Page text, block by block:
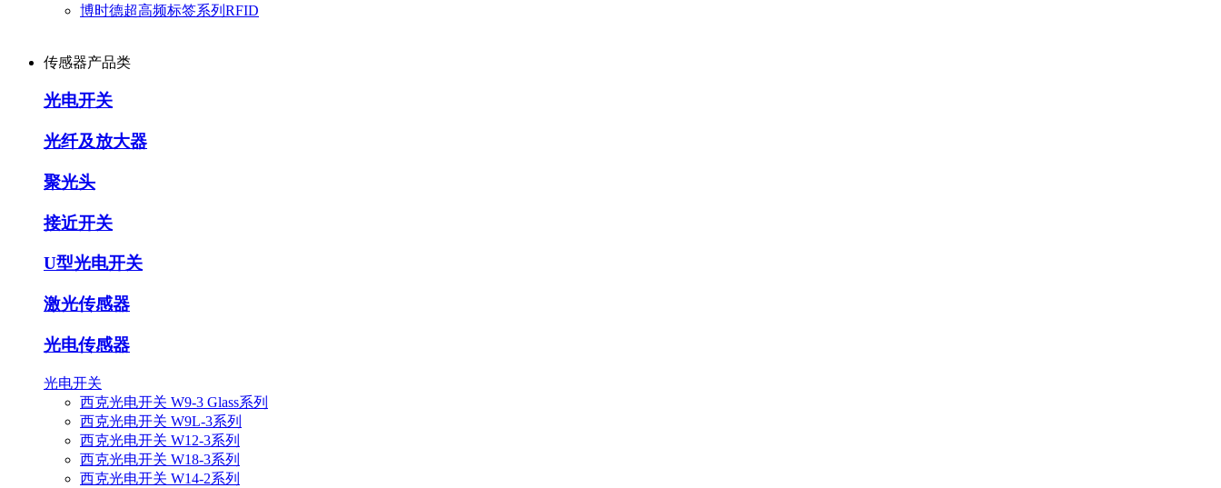
博时德超高频标签系列RFID
传感器产品类
光电开关
光纤及放大器
聚光头
接近开关
U型光电开关
激光传感器
光电传感器
光电开关
西克光电开关 W9-3 Glass系列
西克光电开关 W9L-3系列
西克光电开关 W12-3系列
西克光电开关 W18-3系列
西克光电开关 W14-2系列